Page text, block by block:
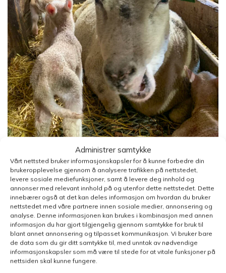
Administrer samtykke
Vårt nettsted bruker informasjonskapsler for å kunne forbedre din
brukeropplevelse gjennom å analysere trafikken på nettstedet,
levere sosiale mediefunksjoner, samt å levere deg innhold og
annonser med relevant innhold på og utenfor dette nettstedet. Dette
innebærer også at det kan deles informasjon om hvordan du bruker
nettstedet med våre partnere innen sosiale medier, annonsering og
analyse. Denne informasjonen kan brukes i kombinasjon med annen
informasjon du har gjort tilgjengelig gjennom samtykke for bruk til
blant annet annonsering og tilpasset kommunikasjon. Vi bruker bare
de data som du gir ditt samtykke til, med unntak av nødvendige
informasjonskapsler som må være til stede for at vitale funksjoner på
nettsiden skal kunne fungere.